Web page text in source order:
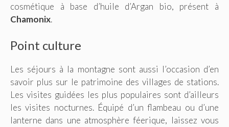
cosmétique à base d’huile d’Argan bio, présent à
Chamonix.
Point culture
Les séjours à la montagne sont aussi l’occasion d’en
savoir plus sur le patrimoine des villages de stations.
Les visites guidées les plus populaires sont d’ailleurs
les visites nocturnes. Équipé d’un flambeau ou d’une
lanterne dans une atmosphère féerique, laissez vous